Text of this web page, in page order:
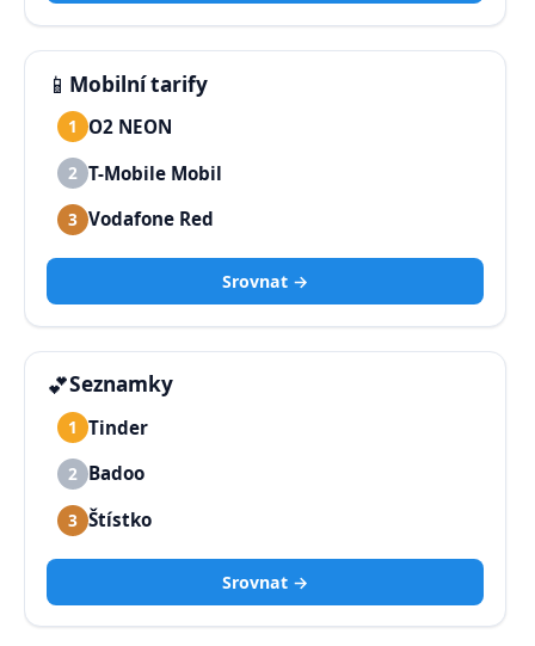
📱 Mobilní tarify
1 O2 NEON
2 T-Mobile Mobil
3 Vodafone Red
Srovnat →
💕Seznamky
1 Tinder
2 Badoo
3 Štístko
Srovnat →